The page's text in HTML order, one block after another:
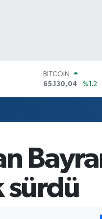
DOLAR
47,7069
%0.17
64,1897
%0.02
BİST100
13.887
%64
BITCOIN
65.130,04
sürdü